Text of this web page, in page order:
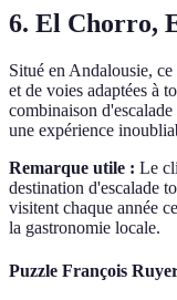
6. El Chorro,
Situé en Andalousie,
et de voies adaptées à
combinaison
une expérience
Remarque utile : Le
destination d'escalade
visitent chaque année
la gastronomie locale.
Puzzle François